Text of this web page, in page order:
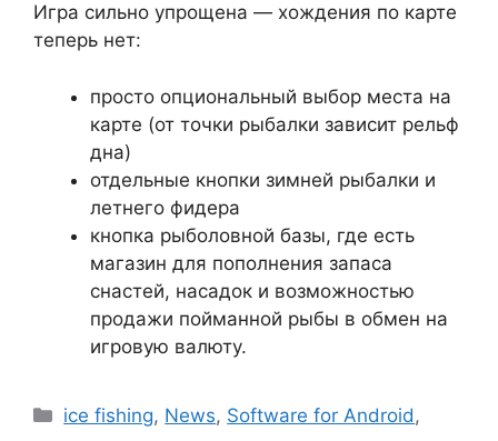
Игра сильно упрощена — хождения по карте
теперь нет:
просто опциональный выбор места на
карте (от точки рыбалки зависит рельф
дна)
отдельные кнопки зимней рыбалки и
летнего фидера
кнопка рыболовной базы, где есть
магазин для пополнения запаса
снастей, насадок и возможностью
продажи пойманной рыбы в обмен на
игровую валюту.
Рубрики
ice fishing, News, Software for Android ,